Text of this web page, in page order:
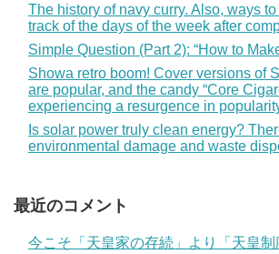
The history of navy curry. Also, ways
track of the days of the week after
Simple Question (Part 2): “How to
Showa retro boom! Cover versions of
are popular, and the candy “Core
experiencing a resurgence in
Is solar power truly clean energy?
environmental damage and waste
最近のコメント
今こそ「天皇家の存続」より「天皇